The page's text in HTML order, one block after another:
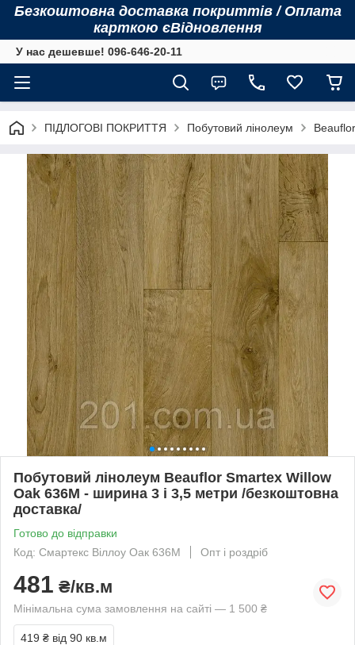
Безкоштовна доставка покриттів / Оплата
карткою єВідновлення
У нас дешевше! 096-646-20-11
ПІДЛОГОВІ ПОКРИТТЯ Побутовий лінолеум
Побутовий лінолеум Beauflor Smartex Willow
Oak 636M - ширина 3 і 3,5 метри /безкоштовна
доставка/
Готово до відправки
Код: Смартекс Віллоу Оак 636М
Опт і роздріб
481 ₴/кв.м
Мінімальна сума замовлення на сайті — 1 500 ₴
419 ₴ від 90 кв.м